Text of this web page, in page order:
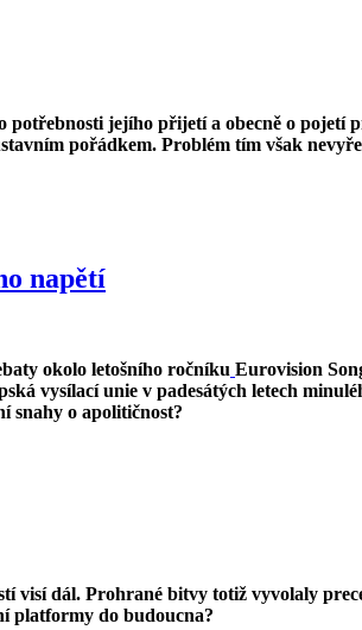
potřebnosti jejího přijetí a obecně o pojetí
pořádkem. Problém tím však
napětí
okolo letošního ročníku Eurovision
vysílací unie v padesátých letech
snahy o apolitičnost?
visí dál. Prohrané bitvy totiž vyvolaly
platformy do budoucna?